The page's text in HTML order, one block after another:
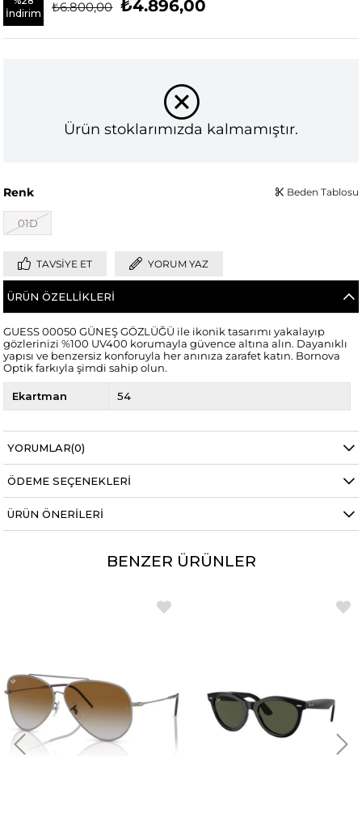
İndirim
₺6.800,00 ₺4.896,00
Ürün stoklarımızda kalmamıştır.
Renk
01D
Beden Tablosu
TAVSIYE ET YORUM YAZ
ÜRÜN ÖZELLIKLERI
GUESS 00050 GÜNEŞ GÖZLÜĞÜ ile ikonik tasarımı yakalayıp
gözlerinizi %100 UV400 korumayla güvence altına alın. Dayanıklı
yapısı ve benzersiz konforuyla her anınıza zarafet katın. Bornova
Optik farkıyla şimdi sahip olun.
Ekartman 54
YORUMLAR(0)
ÖDEME SEÇENEKLERI
ÜRÜN ÖNERILERI
BENZER ÜRÜNLER